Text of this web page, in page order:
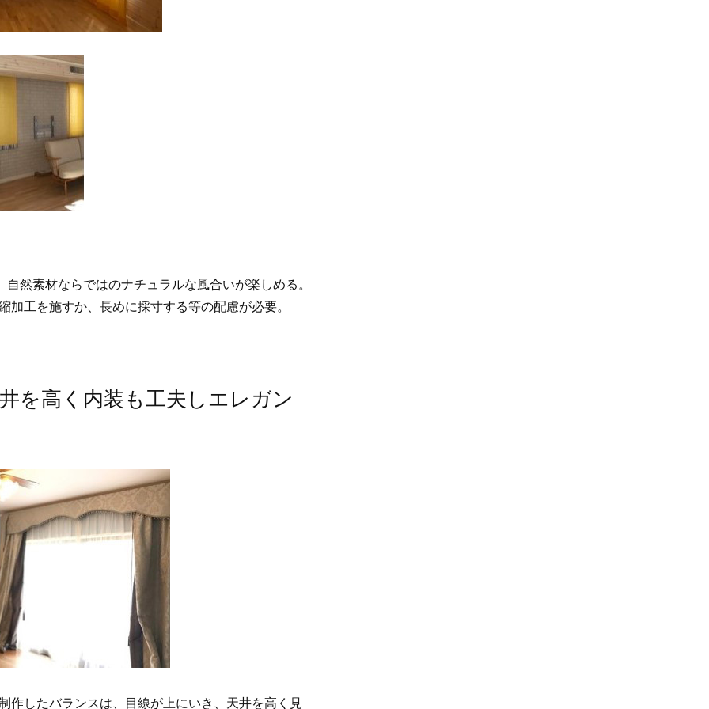
然素材ならではのナチュラルな風合いが楽しめる。
工を施すか、長めに採寸する等の配慮が必要。
を高く内装も工夫しエレガン
作したバランスは、目線が上にいき、天井を高く見